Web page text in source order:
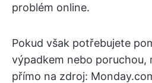
problém online.
Pokud však potřebujete
výpadkem nebo poruchou,
přímo na zdroj: